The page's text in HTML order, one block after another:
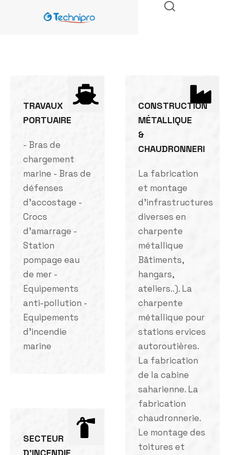
TRAVAUX
PORTUAIRE
- Bras de
chargement
marine - Bras de
défenses
d'accostage -
Crocs
d'amarrage -
Station
pompage eau
de mer -
Equipements
anti-pollution -
Equipements
d'incendie
marine
SECTEUR
CONSTRUCTION
MÉTALLIQUE
&
CHAUDRONNERI
La fabrication
et montage
d'infrastructures
diverses en
charpente
métallique
Bâtiments,
hangars,
ateliers..). La
charpente
métallique pour
stations ervices
autoroutières.
La fabrication
de la cabine
saharienne. La
fabrication
chaudronnerie.
Le montage des
toitures et